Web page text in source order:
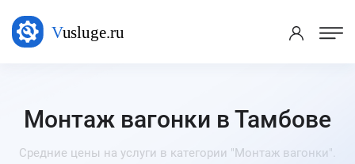
Монтаж вагонки в Тамбове
Средние цены на услуги в категории "Монтаж вагонки".